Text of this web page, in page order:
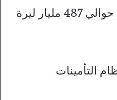
المعاشات الشهرية إلى حوالي 487 مليار ليرة
التأمينات